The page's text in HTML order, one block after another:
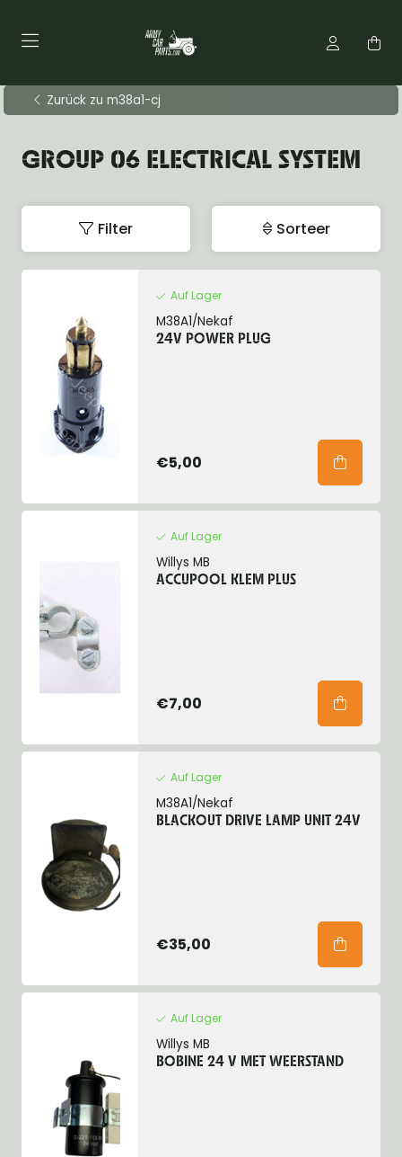
Zurück zu m38a1-cj
GROUP 06 ELECTRICAL SYSTEM
Filter Sorteer
Auf Lager
M38A1/Nekaf
24V POWER PLUG
€5,00
Auf Lager
Willys MB
ACCUPOOL KLEM PLUS
€7,00
Auf Lager
M38A1/Nekaf
BLACKOUT DRIVE LAMP UNIT 24V
€35,00
Auf Lager
Willys MB
BOBINE 24 V MET WEERSTAND